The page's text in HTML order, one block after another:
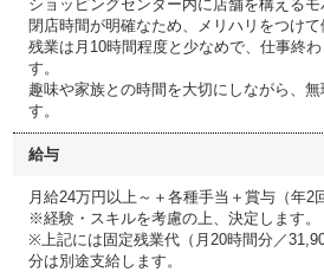
ショッピングセンター内に店舗を構えるモ
閉店時間が明確なため、メリハリをつけて
残業は月10時間程度と少なめで、仕事終
す。
趣味や家族との時間を大切にしながら、
す。
給与
月給24万円以上～＋各種手当＋賞与（年2
※経験・スキルを考慮の上、決定します。
※上記には固定残業代（月20時間分／
分は別途支給します。